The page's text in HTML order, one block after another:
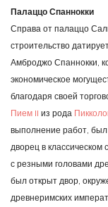
Палаццо Спаннокки
Справа от палаццо
строительство
Амброджо Спаннокки,
экономическое
благодаря своей
Пием II из рода
выполнение работ, был
дворец в
с резными головами
был открыт двор,
древнеримских